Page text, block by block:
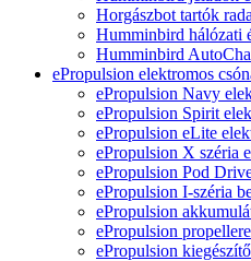
Horgászbot tartók
Humminbird hálózati
Humminbird
ePropulsion elektromos
ePropulsion Navy
ePropulsion Spirit
ePropulsion eLite
ePropulsion X széria
ePropulsion Pod
ePropulsion I-széria
ePropulsion
ePropulsion
ePropulsion